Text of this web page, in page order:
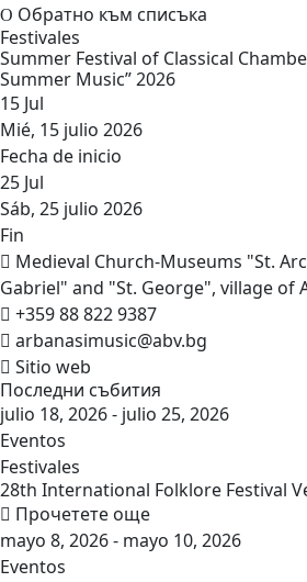
Обратно към списъка
Festivales
Summer Festival of Classical
Summer Music” 2026
15 Jul
Mié, 15 julio 2026
Fecha de inicio
25 Jul
Sáb, 25 julio 2026
Fin
Medieval Church-Museums "St.
Gabriel" and "St. George", village of
+359 88 822 9387
arbanasimusic@abv.bg
Sitio web
Последни събития
julio 18, 2026 - julio 25, 2026
Eventos
Festivales
28th International Folklore Festival
Прочетете още
mayo 8, 2026 - mayo 10, 2026
Eventos